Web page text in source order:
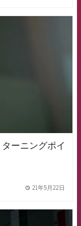
badge
ーニングポイ
21年5月22日
badge